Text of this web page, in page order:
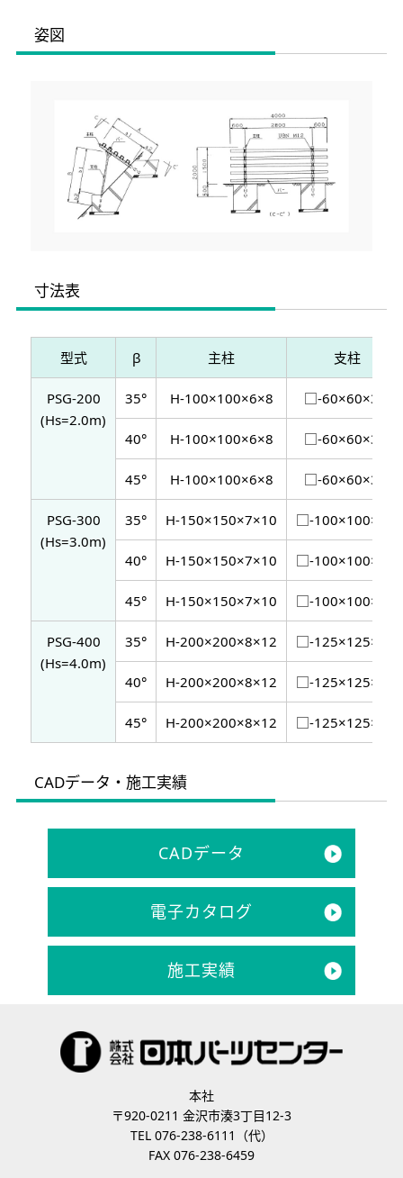
姿図
寸法表
型式 β 主柱 支柱
PSG-200
(Hs=2.0m)
35° H-100×100×6×8 □-60×60×3.2
40° H-100×100×6×8 □-60×60×3.2
45° H-100×100×6×8 □-60×60×3.2
PSG-300
(Hs=3.0m)
35° H-150×150×7×10 □-100×100×3.2
40° H-150×150×7×10 □-100×100×3.2
45° H-150×150×7×10 □-100×100×3.2
PSG-400
(Hs=4.0m)
35° H-200×200×8×12 □-125×125×4.5
40° H-200×200×8×12 □-125×125×4.5
45° H-200×200×8×12 □-125×125×4.5
CADデータ・施工実績
CADデータ
電子カタログ
施工実績
本社
〒920-0211 金沢市湊3丁目12-3
TEL 076-238-6111（代）
FAX 076-238-6459